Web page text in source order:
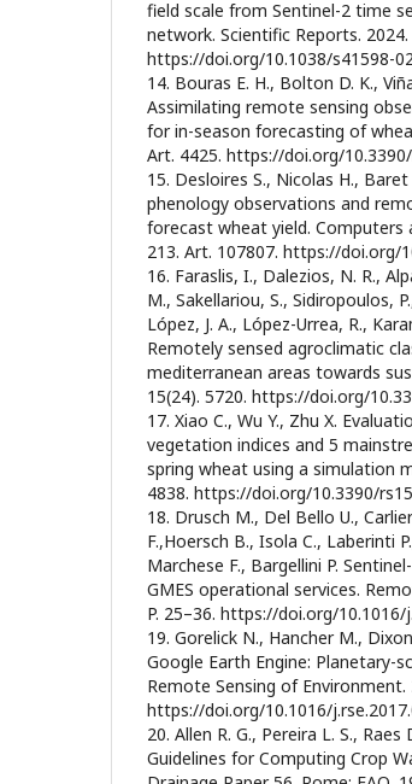
field scale from Sentinel-2 time
network. Scientific Reports. 2024.
https://doi.org/10.1038/s41598-
14. Bouras E. H., Bolton D. K.,
Assimilating remote sensing
for in-season forecasting of
Art. 4425. https://doi.org/
15. Desloires S., Nicolas H.,
phenology observations and
forecast wheat yield. Computers
213. Art. 107807. https://doi.org/
16. Faraslis, I., Dalezios, N. R.,
M., Sakellariou, S., Sidiropoulos,
López, J. A., López-Urrea, R.,
Remotely sensed agroclimatic
mediterranean areas towards
15(24). 5720. https://doi.org/
17. Xiao C., Wu Y., Zhu X.
vegetation indices and 5
spring wheat using a simulation
4838. https://doi.org/10.3390/
18. Drusch M., Del Bello U.,
F.,Hoersch B., Isola C., Laberinti
Marchese F., Bargellini P.
GMES operational services.
P. 25–36. https://doi.org/10.1016/
19. Gorelick N., Hancher M.,
Google Earth Engine: Planetary-
Remote Sensing of Environment.
https://doi.org/10.1016/
20. Allen R. G., Pereira L. S.,
Guidelines for Computing Crop